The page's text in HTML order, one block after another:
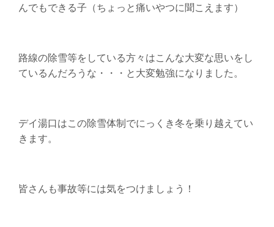
んでもできる子（ちょっと痛いやつに聞こえます）
路線の除雪等をしている方々はこんな大変な思いをし
ているんだろうな・・・と大変勉強になりました。
デイ湯口はこの除雪体制でにっくき冬を乗り越えてい
きます。
皆さんも事故等には気をつけましょう！